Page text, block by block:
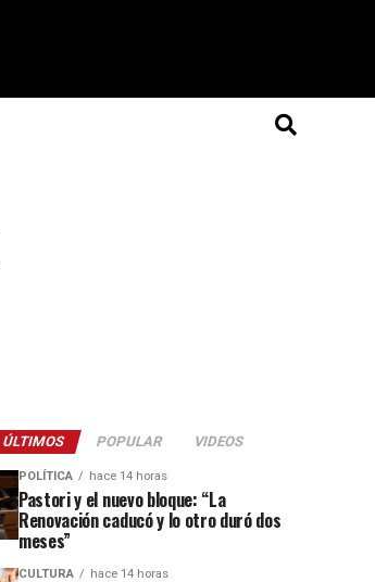
ÚLTIMOS POPULAR VIDEOS
POLÍTICA hace 14 horas
Pastori y el nuevo bloque: “La
Renovación caducó y lo otro duró dos
meses”
CULTURA hace 14 horas